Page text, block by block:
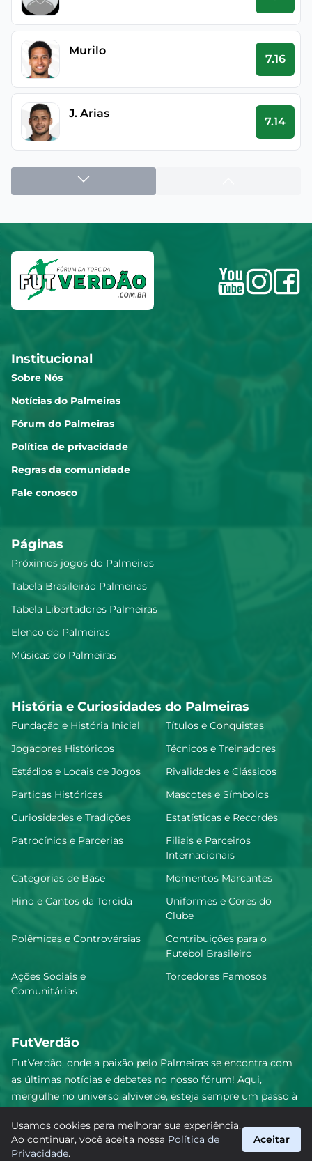
Murilo
7.16
J. Arias
7.14
Bruno Fuchs
Marlon Freitas
Piquerez
Carlos Miguel dos Santos
Pereira
Maurício
Allan
6.85
Khellven Douglas Silva Oliveira
6.79
6.79
6.76
Marcelo Lomba
6.7
6.64
Institucional
Sobre Nós
Notícias do Palmeiras
Fórum do Palmeiras
Política de privacidade
Regras da comunidade
Fale conosco
Páginas
Próximos jogos do Palmeiras
Tabela Brasileirão Palmeiras
Tabela Libertadores Palmeiras
Elenco do Palmeiras
Músicas do Palmeiras
História e Curiosidades do Palmeiras
Fundação e História Inicial
Títulos e Conquistas
Jogadores Históricos
Técnicos e Treinadores
Estádios e Locais de Jogos
Rivalidades e Clássicos
Partidas Históricas
Mascotes e Símbolos
Curiosidades e Tradições
Estatísticas e Recordes
Patrocínios e Parcerias
Filiais e Parceiros
Internacionais
Categorias de Base
Momentos Marcantes
Hino e Cantos da Torcida
Uniformes e Cores do
Clube
Polêmicas e Controvérsias
Contribuições para o
Futebol Brasileiro
Ações Sociais e
Comunitárias
Torcedores Famosos
FutVerdão
FutVerdão, onde a paixão pelo Palmeiras se encontra com
as últimas notícias e debates no nosso fórum! Aqui,
mergulhe no universo alviverde, esteja sempre um passo à
comunidade. Junte-se a nós nesta jornada emocionante!
#Palmeiras #FutVerdão
Usamos cookies para melhorar sua experiência.
Ao continuar, você aceita nossa Política de
Privacidade.
Aceitar